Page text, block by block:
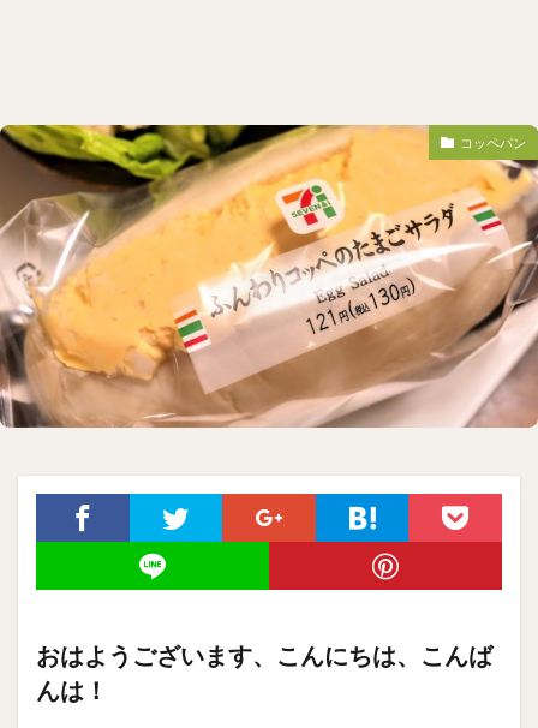
コッペパン
おはようございます、こんにちは、こんば
んは！